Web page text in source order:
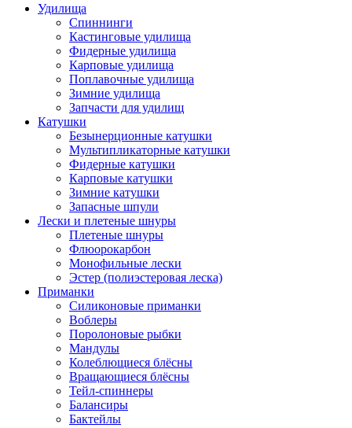
Удилища
Спиннинги
Кастинговые удилища
Фидерные удилища
Карповые удилища
Поплавочные удилища
Зимние удилища
Запчасти для удилищ
Катушки
Безынерционные катушки
Мультипликаторные катушки
Фидерные катушки
Карповые катушки
Зимние катушки
Запасные шпули
Лески и плетеные шнуры
Плетеные шнуры
Флюорокарбон
Монофильные лески
Эстер (полиэстеровая леска)
Приманки
Силиконовые приманки
Воблеры
Поролоновые рыбки
Мандулы
Колеблющиеся блёсны
Вращающиеся блёсны
Тейл-спиннеры
Балансиры
Бактейлы